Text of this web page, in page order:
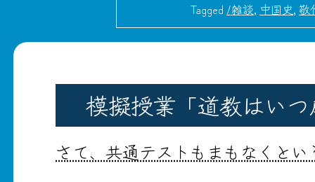
Tagged /雑談, 中国史, 敬
模擬授業「道教はい
さて、共通テストもまもなくと